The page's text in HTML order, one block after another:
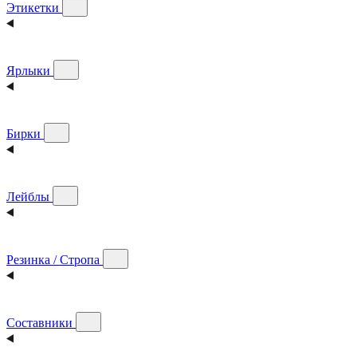
Этикетки
Ярлыки
Бирки
Лейблы
Резинка / Стропа
Составники